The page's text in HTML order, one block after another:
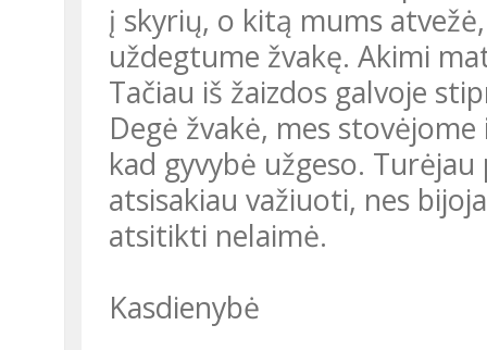
į skyrių, o kitą mums
uždegtume žvakę. Akimi
Tačiau iš žaizdos galvoje
Degė žvakė, mes
kad gyvybė užgeso.
atsisakiau važiuoti, nes
atsitikti nelaimė.
Kasdienybė